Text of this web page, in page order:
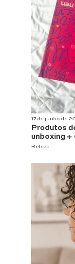
17 de junho de
Produtos
unboxing +
Beleza